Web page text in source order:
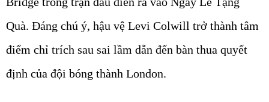
Quà. Đáng chú ý, hậu vệ Levi Colwill trở thành tâm
điểm chỉ trích sau sai lầm dẫn đến bàn thua quyết
định của đội bóng thành London.